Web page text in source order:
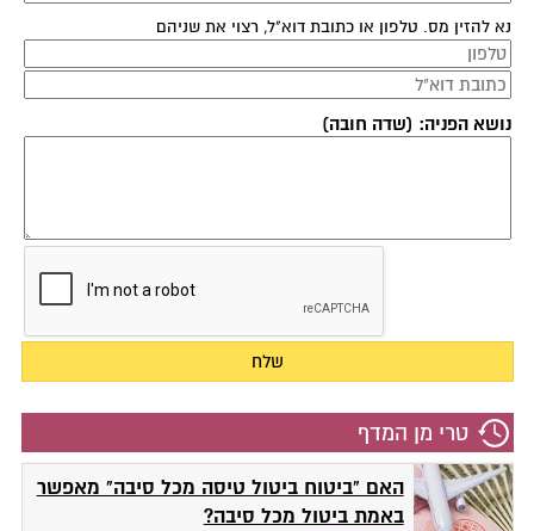
נא להזין מס. טלפון או כתובת דוא"ל, רצוי את שניהם
נושא הפניה: (שדה חובה)
טרי מן המדף
האם "ביטוח ביטול טיסה מכל סיבה" מאפשר
באמת ביטול מכל סיבה?